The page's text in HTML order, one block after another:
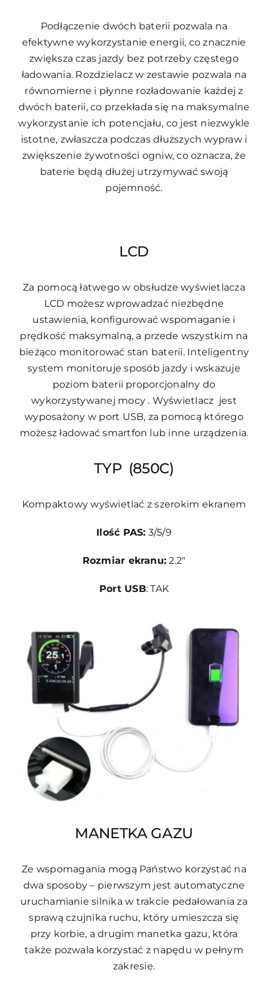
Podłączenie dwóch baterii pozwala na
efektywne wykorzystanie energii, co znacznie
zwiększa czas jazdy bez potrzeby częstego
ładowania. Rozdzielacz w zestawie pozwala na
równomierne i płynne rozładowanie każdej z
dwóch baterii, co przekłada się na maksymalne
wykorzystanie ich potencjału, co jest niezwykle
istotne, zwłaszcza podczas dłuższych wypraw i
zwiększenie żywotności ogniw, co oznacza, że
baterie będą dłużej utrzymywać swoją
pojemność.
LCD
Za pomocą łatwego w obsłudze wyświetlacza
LCD możesz wprowadzać niezbędne
ustawienia, konfigurować wspomaganie i
prędkość maksymalną, a przede wszystkim na
bieżąco monitorować stan baterii. Inteligentny
system monitoruje sposób jazdy i wskazuje
poziom baterii proporcjonalny do
wykorzystywanej mocy . Wyświetlacz jest
wyposażony w port USB, za pomocą którego
możesz ładować smartfon lub inne urządzenia.
TYP (850C)
Kompaktowy wyświetlać z szerokim ekranem
Ilość PAS: 3/5/9
Rozmiar ekranu: 2.2″
Port USB: TAK
MANETKA GAZU
Ze wspomagania mogą Państwo korzystać na
dwa sposoby – pierwszym jest automatyczne
uruchamianie silnika w trakcie pedałowania za
sprawą czujnika ruchu, który umieszcza się
przy korbie, a drugim manetka gazu, która
także pozwala korzystać z napędu w pełnym
zakresie.